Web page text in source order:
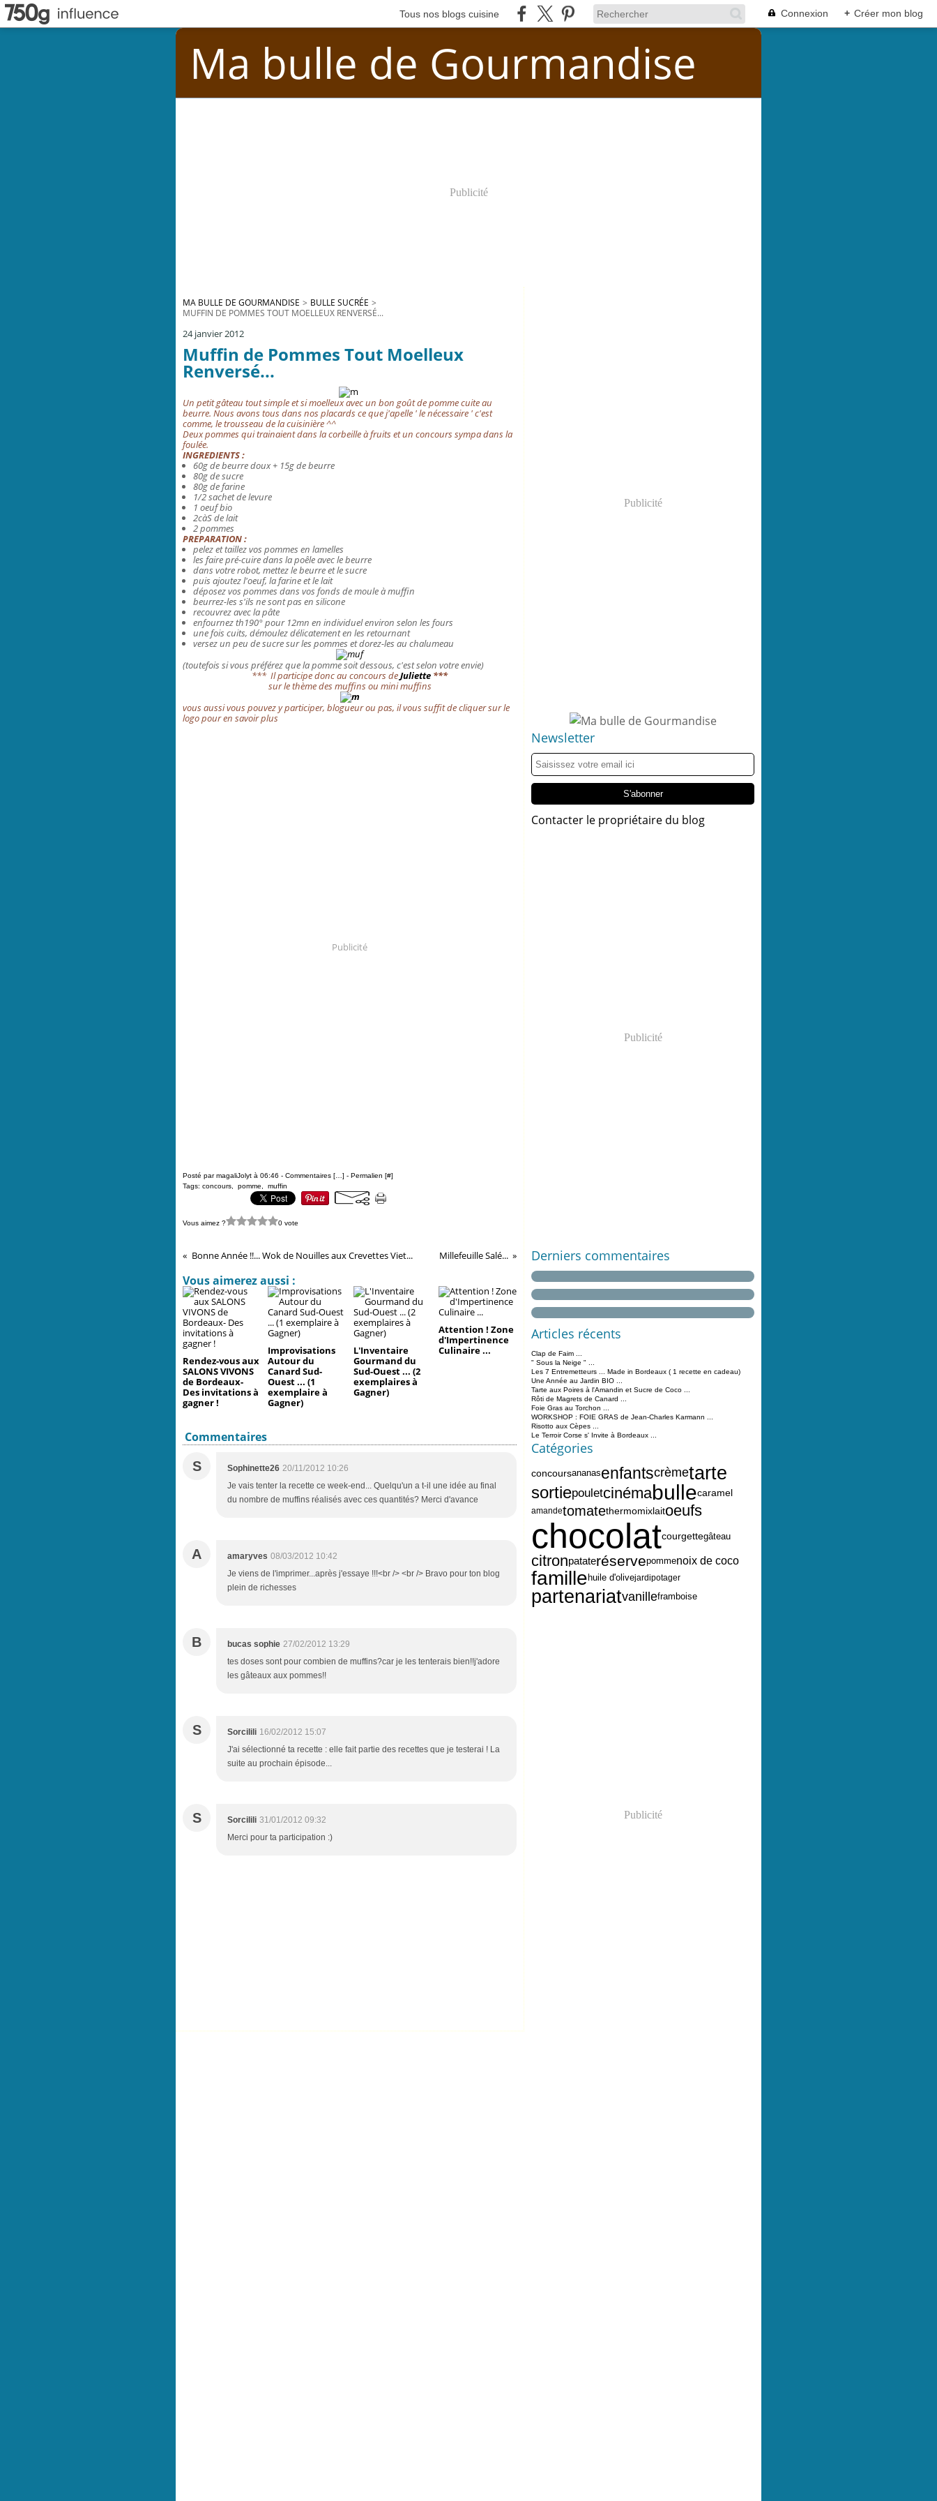
Tous nos blogs cuisine Connexion + Créer mon blog
Ma bulle de Gourmandise
Publicité
MA BULLE DE GOURMANDISE > BULLE SUCRÉE >
MUFFIN DE POMMES TOUT MOELLEUX RENVERSÉ...
24 janvier 2012
Muffin de Pommes Tout Moelleux
Renversé...
Un petit gâteau tout simple et si moelleux avec un bon goût depomme cuite au
beurre. Nous avons tous dans nos placards ce que j'apelle ' le nécessaire ' c'est
comme, le trousseau de la cuisinière ^^
Deux pommes qui trainaient dans la corbeille à fruits et un concours sympa dans la
foulée.
INGREDIENTS :
60g de beurre doux + 15g de beurre
80g de sucre
80g de farine
1/2 sachet de levure
1 oeuf bio
2càS de lait
2 pommes
PREPARATION :
pelez et taillez vos pommes en lamelles
les faire pré-cuire dans la poêle avec le beurre
dans votre robot, mettez le beurre et le sucre
puis ajoutez l'oeuf, la farine et le lait
déposez vos pommes dans vos fonds de moule à muffin
beurrez-les s'ils ne sont pas en silicone
recouvrez avec la pâte
enfournez th190° pour 12mn en individuel environ selon les fours
une fois cuits, démoulez délicatement en les retournant
versez un peu de sucre sur les pommes et dorez-les au chalumeau
(toutefois si vous préférez que la pomme soit dessous, c'est selon votre envie)
*** Il participe donc au concours deJuliette ***
sur le thème des muffins ou mini muffins
vous aussi vous pouvez y participer, blogueur ou pas, il vous suffit de cliquer sur le
logo pour en savoir plus
Publicité
Posté par magaliJolyt à 06:46 - Commentaires [ ] - Permalien [#]
Tags: concours pomme muffin
Vous aimez ? 0 vote
Bonne Année !!... Wok de Nouilles aux Crevettes Viet... Millefeuille Salé...
Vous aimerez aussi :
Rendez-vous aux
SALONS VIVONS
de Bordeaux-
Des invitations à
gagner !
Improvisations
Autour du
Canard Sud-
Ouest ... (1
exemplaire à
Gagner)
L'Inventaire
Gourmand du
Sud-Ouest ... (2
exemplaires à
Gagner)
Attention ! Zone
d'Impertinence
Culinaire ...
Commentaires
S
Sophinette26 20/11/2012 10:26
Je vais tenter la recette ce week-end... Quelqu'un a t-il une idée au final
du nombre de muffins réalisés avec ces quantités? Merci d'avance
A amaryves 08/03/2012 10:42
Je viens de l'imprimer...après j'essaye !!!<br /> <br /> Bravo pour ton blog
plein de richesses
B bucas sophie 27/02/2012 13:29
tes doses sont pour combien de muffins?car je les tenterais bien!!j'adore
les gâteaux aux pommes!!
S Sorcilili 16/02/2012 15:07
J'ai sélectionné ta recette : elle fait partie des recettes que je testerai ! La
suite au prochain épisode...
S Sorcilili 31/01/2012 09:32
Merci pour ta participation :)
Publicité
Newsletter
Contacter le propriétaire du blog
Publicité
Derniers commentaires
Articles récents
Clap de Faim ...
" Sous la Neige " ...
Les 7 Entremetteurs ... Made in Bordeaux ( 1 recette en cadeau)
Une Année au Jardin BIO ...
Tarte aux Poires à l'Amandin et Sucre de Coco ...
Rôti de Magrets de Canard ...
Foie Gras au Torchon ...
WORKSHOP : FOIE GRAS de Jean-Charles Karmann ...
Risotto aux Cèpes ...
Le Terroir Corse s' Invite à Bordeaux ...
Catégories
concoursananasenfantscrèmetarte
sortiepouletcinémabullecaramel
amandetomatethermomixlaitoeufs
chocolatcourgettegâteau
citronpatateréservepommenoix de coco
famille huile d'olivejardipotager
partenariatvanilleframboise
Publicité